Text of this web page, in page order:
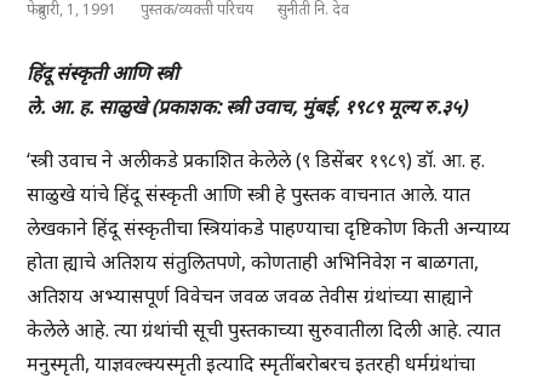
फेब्रुवारी, 1, 1991 पुस्तक/व्यक्ती परिचय सुनीती नि. देव
हिंदू संस्कृती आणि स्त्री
ले. आ. ह. साळुखे (प्रकाशक: स्त्री उवाच, मुंबई, १९८९ मूल्य रु.३५)
‘स्त्री उवाच ने अलीकडे प्रकाशित केलेले (९ डिसेंबर १९८९) डॉ. आ. ह.
साळुखे यांचे हिंदू संस्कृती आणि स्त्री हे पुस्तक वाचनात आले. यात
लेखकाने हिंदू संस्कृतीचा स्त्रियांकडे पाहण्याचा दृष्टिकोण किती अन्याय्य
होता ह्याचे अतिशय संतुलितपणे, कोणताही अभिनिवेश न बाळगता,
अतिशय अभ्यासपूर्ण विवेचन जवळ जवळ तेवीस ग्रंथांच्या साह्याने
केलेले आहे. त्या ग्रंथांची सूची पुस्तकाच्या सुरुवातीला दिली आहे. त्यात
मनुस्मृती, याज्ञवल्क्यस्मृती इत्यादि स्मृतींबरोबरच इतरही धर्मग्रंथांचा